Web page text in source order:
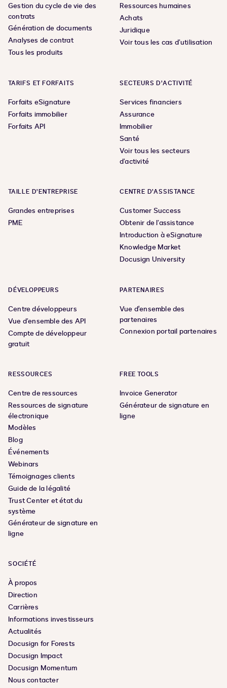
Gestion du cycle de vie des
contrats
Génération de documents
Analyses de contrat
Tous les produits
Ressources humaines
Achats
Juridique
Voir tous les cas d’utilisation
TARIFS ET FORFAITS
Forfaits eSignature
Forfaits immobilier
Forfaits API
SECTEURS D’ACTIVITÉ
Services financiers
Assurance
Immobilier
Santé
Voir tous les secteurs
d’activité
TAILLE D’ENTREPRISE
Grandes entreprises
PME
CENTRE D’ASSISTANCE
Customer Success
Obtenir de l’assistance
Introduction à eSignature
Knowledge Market
Docusign University
DÉVELOPPEURS
Centre développeurs
Vue d’ensemble des API
Compte de développeur
gratuit
PARTENAIRES
Vue d'ensemble des
partenaires
Connexion portail partenaires
RESSOURCES
Centre de ressources
Ressources de signature
électronique
Modèles
Blog
Événements
Webinars
Témoignages clients
Guide de la légalité
Trust Center et état du
système
Générateur de signature en
ligne
FREE TOOLS
Invoice Generator
Générateur de signature en
ligne
SOCIÉTÉ
À propos
Direction
Carrières
Informations investisseurs
Actualités
Docusign for Forests
Docusign Impact
Docusign Momentum
Nous contacter